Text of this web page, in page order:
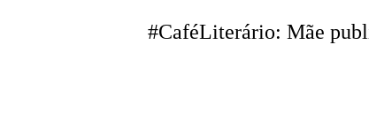
#CaféLiterário: Mãe